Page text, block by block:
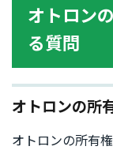
オトロン
る質問
オトロンの所
オトロンの所有